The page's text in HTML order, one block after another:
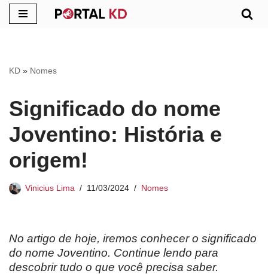
conteúdo
KD » Nomes
Significado do nome
Joventino: História e
origem!
Vinicius Lima 11/03/2024 Nomes
No artigo de hoje, iremos conhecer o significado
do nome Joventino. Continue lendo para
descobrir tudo o que você precisa saber.